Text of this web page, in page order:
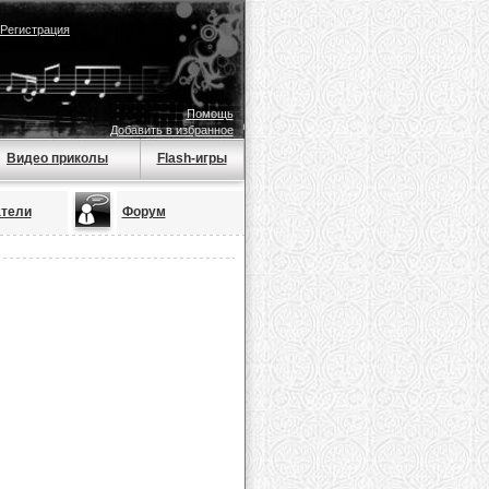
Регистрация
Помощь
Добавить в избранное
Видео приколы Flash-игры
Форум